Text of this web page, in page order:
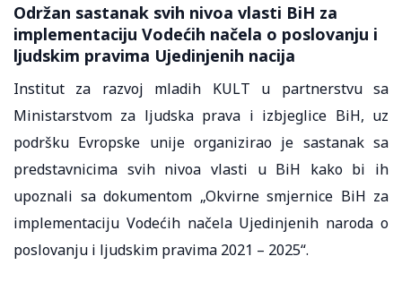
Održan sastanak svih nivoa vlasti BiH za
implementaciju Vodećih načela o poslovanju i
ljudskim pravima Ujedinjenih nacija
Institut za razvoj mladih KULT u partnerstvu sa
Ministarstvom za ljudska prava i izbjeglice BiH, uz
podršku Evropske unije organizirao je sastanak sa
predstavnicima svih nivoa vlasti u BiH kako bi ih
upoznali sa dokumentom „Okvirne smjernice BiH za
implementaciju Vodećih načela Ujedinjenih naroda o
poslovanju i ljudskim pravima 2021 – 2025“.